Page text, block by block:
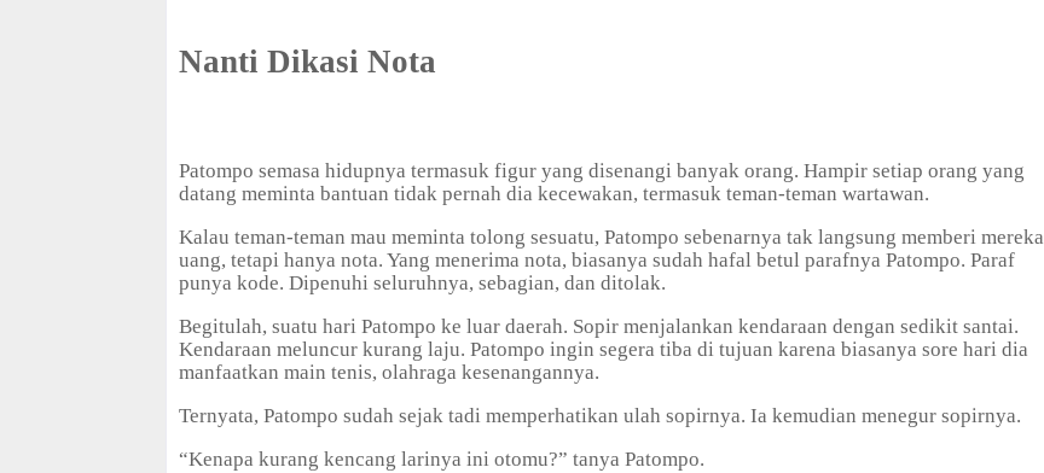
Nanti Dikasi Nota
Patompo semasa hidupnya termasuk figur yang disenangi banyak orang. Hampir setiap orang yang
datang meminta bantuan tidak pernah dia kecewakan, termasuk teman-teman wartawan.
Kalau teman-teman mau meminta tolong sesuatu, Patompo sebenarnya tak langsung memberi mereka
uang, tetapi hanya nota. Yang menerima nota, biasanya sudah hafal betul parafnya Patompo. Paraf
punya kode. Dipenuhi seluruhnya, sebagian, dan ditolak.
Begitulah, suatu hari Patompo ke luar daerah. Sopir menjalankan kendaraan dengan sedikit santai.
Kendaraan meluncur kurang laju. Patompo ingin segera tiba di tujuan karena biasanya sore hari dia
manfaatkan main tenis, olahraga kesenangannya.
Ternyata, Patompo sudah sejak tadi memperhatikan ulah sopirnya. Ia kemudian menegur sopirnya.
“Kenapa kurang kencang larinya ini otomu?” tanya Patompo.